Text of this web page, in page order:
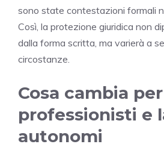
sono state contestazioni formali
Così, la protezione giuridica non
dalla forma scritta, ma varierà a
circostanze.
Cosa cambia
professionisti e
autonomi